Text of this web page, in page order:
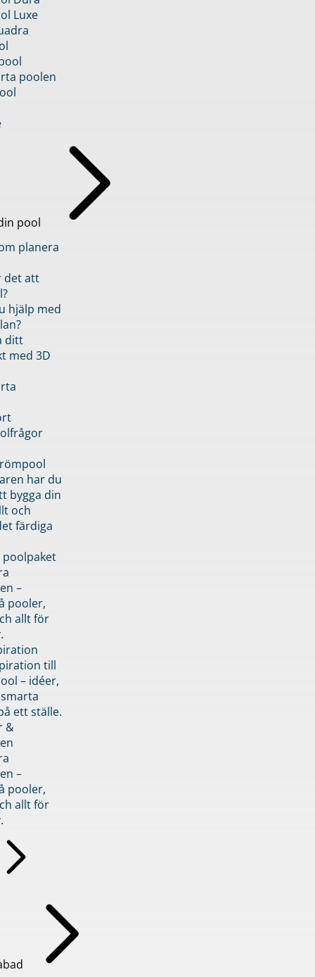
Luxe
poolen
pool
planera
det att
hjälp med
ditt
med 3D
har du
bygga din
och
färdiga
–
pooler,
allt för
till
– idéer,
ett ställe.
&
–
pooler,
allt för